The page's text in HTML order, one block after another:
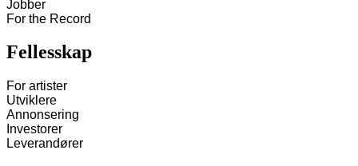
Jobber
For the Record
Fellesskap
For artister
Utviklere
Annonsering
Investorer
Leverandører